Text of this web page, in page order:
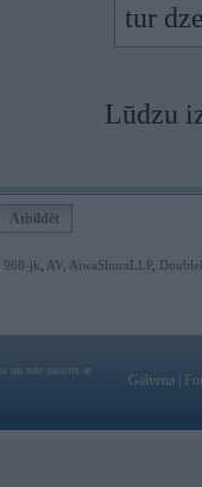
tur
Lūdzu
Atbildēt
968-jk AV AiwaShuraLLP,
un nav saistīts ar
Galvena